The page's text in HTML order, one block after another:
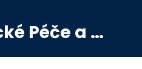
Kosmetické Péče a Výživové Doplňky